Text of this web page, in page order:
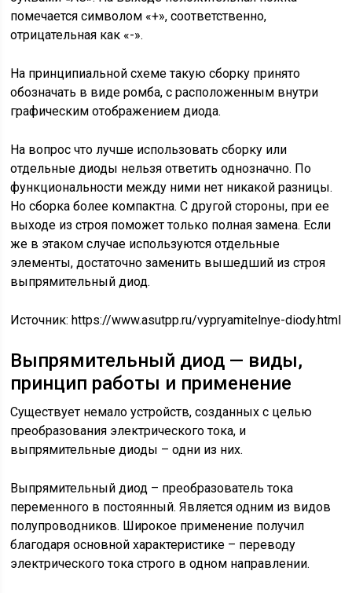
помечается символом «+», соответственно,
отрицательная как «-».
На принципиальной схеме такую сборку принято
обозначать в виде ромба, с расположенным внутри
графическим отображением диода.
На вопрос что лучше использовать сборку или
отдельные диоды нельзя ответить однозначно. По
функциональности между ними нет никакой разницы.
Но сборка более компактна. С другой стороны, при ее
выходе из строя поможет только полная замена. Если
же в этаком случае используются отдельные
элементы, достаточно заменить вышедший из строя
выпрямительный диод.
Источник:https://www.asutpp.ru/vypryamitelnye-diody.html
Выпрямительный диод — виды,
принцип работы и применение
Существует немало устройств, созданных с целью
преобразования электрического тока, и
выпрямительные диоды – одни из них.
Выпрямительный диод – преобразователь тока
переменного в постоянный. Является одним из видов
полупроводников. Широкое применение получил
благодаря основной характеристике – переводу
электрического тока строго в одном направлении.